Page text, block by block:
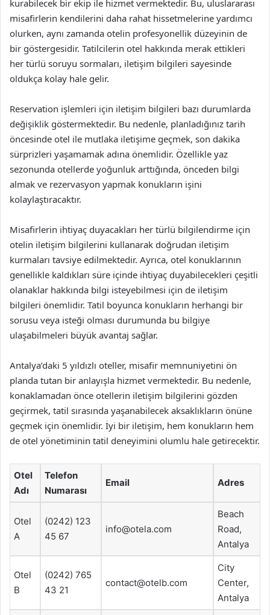
kurabilecek bir ekip ile hizmet vermektedir. Bu, uluslararası
misafirlerin kendilerini daha rahat hissetmelerine yardımcı
olurken, aynı zamanda otelin profesyonellik düzeyinin de
bir göstergesidir. Tatilcilerin otel hakkında merak ettikleri
her türlü soruyu sormaları, iletişim bilgileri sayesinde
oldukça kolay hale gelir.
Reservation işlemleri için iletişim bilgileri bazı durumlarda
değişiklik göstermektedir. Bu nedenle, planladığınız tarih
öncesinde otel ile mutlaka iletişime geçmek, son dakika
sürprizleri yaşamamak adına önemlidir. Özellikle yaz
sezonunda otellerde yoğunluk arttığında, önceden bilgi
almak ve rezervasyon yapmak konukların işini
kolaylaştıracaktır.
Misafirlerin ihtiyaç duyacakları her türlü bilgilendirme için
otelin iletişim bilgilerini kullanarak doğrudan iletişim
kurmaları tavsiye edilmektedir. Ayrıca, otel konuklarının
genellikle kaldıkları süre içinde ihtiyaç duyabilecekleri çeşitli
olanaklar hakkında bilgi isteyebilmesi için de iletişim
bilgileri önemlidir. Tatil boyunca konukların herhangi bir
sorusu veya isteği olması durumunda bu bilgiye
ulaşabilmeleri büyük avantaj sağlar.
Antalya’daki 5 yıldızlı oteller, misafir memnuniyetini ön
planda tutan bir anlayışla hizmet vermektedir. Bu nedenle,
konaklamadan önce otellerin iletişim bilgilerini gözden
geçirmek, tatil sırasında yaşanabilecek aksaklıkların önüne
geçmek için önemlidir. İyi bir iletişim, hem konukların hem
de otel yönetiminin tatil deneyimini olumlu hale getirecektir.
Otel
Adı
Telefon
Numarası
Email Adres
Otel
A
(0242) 123
45 67
info@otela.com
Beach
Road,
Antalya
Otel
B
(0242) 765
43 21
contact@otelb.com
City
Center,
Antalya